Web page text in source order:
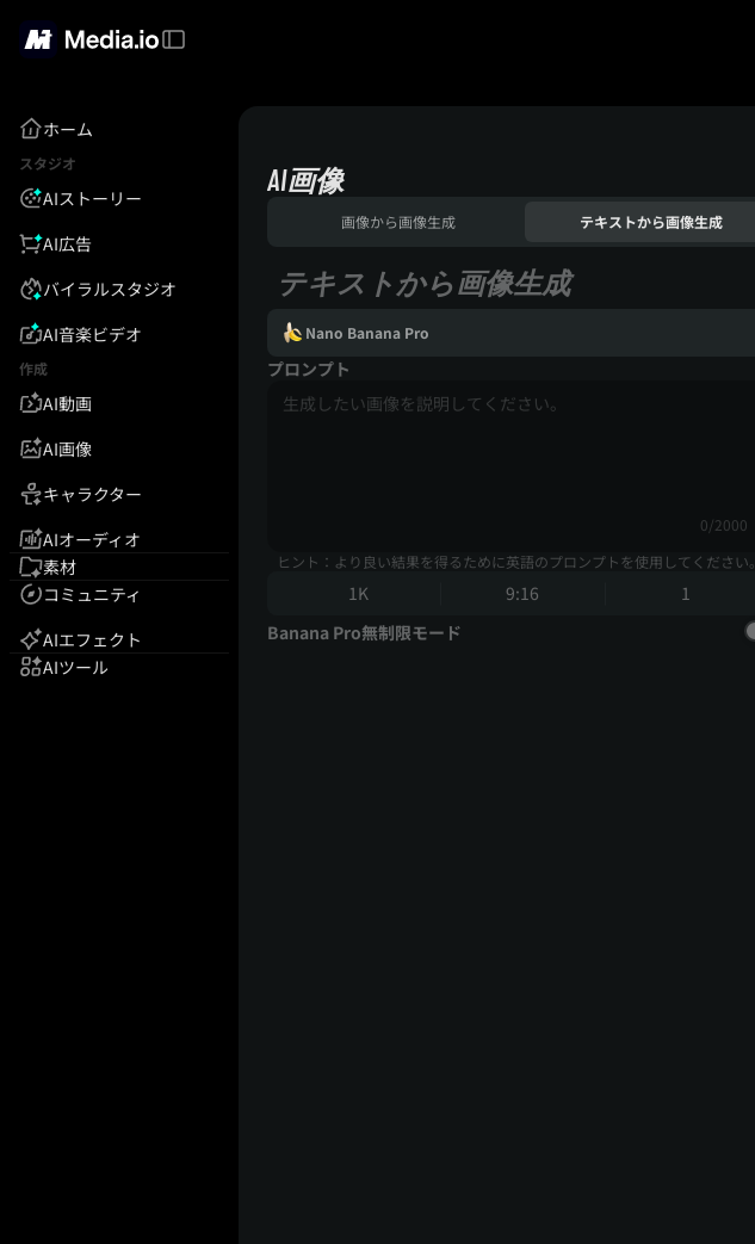
ホーム
スタジオ
AIストーリー
AI広告
バイラルスタジオ
AI音楽ビデオ
作成
AI動画
AI画像
キャラクター
AIオーディオ
素材
コミュニティ
AIエフェクト
AIツール
AI画像
画像から画像生成 テキストから画像生成
テキストから画像生成
Nano Banana Pro
プロンプト
0/2000
ヒント：より良い結果を得るために英語のプロンプトを使用してください。
1K 9:16
1
Banana Pro無制限モード